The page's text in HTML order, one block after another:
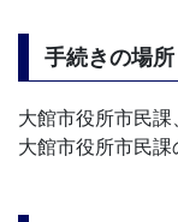
手続きの場所
大館市役所市民
大館市役所市民課